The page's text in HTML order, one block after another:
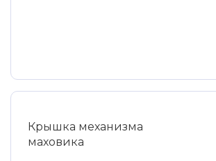
Крышка механизма
маховика